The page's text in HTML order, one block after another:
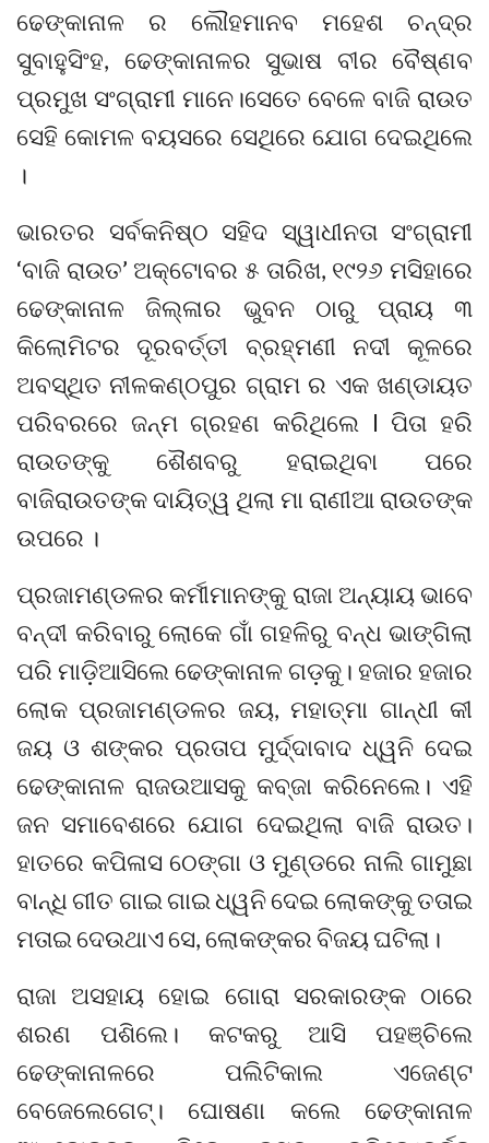
ଢେଙ୍କାନାଳ ର ଲୌହମାନବ ମହେଶ ଚନ୍ଦ୍ର
ସୁବାହୁସିଂହ, ଢେଙ୍କାନାଳର ସୁଭାଷ ବୀର ବୈଷ୍ଣବ
ପ୍ରମୁଖ ସଂଗ୍ରାମୀ ମାନେ।ସେତେ ବେଳେ ବାଜି ରାଉତ
ସେହି କୋମଳ ବୟସରେ ସେଥିରେ ଯୋଗ ଦେଇଥିଲେ
।
ଭାରତର ସର୍ବକନିଷ୍ଠ ସହିଦ ସ୍ୱାଧୀନତା ସଂଗ୍ରାମୀ
‘ବାଜି ରାଉତ’ ଅକ୍ଟୋବର ୫ ତାରିଖ, ୧୯୨୬ ମସିହାରେ
ଢେଙ୍କାନାଳ ଜିଲ୍ଳାର ଭୁବନ ଠାରୁ ପ୍ରାୟ ୩
କିଲୋମିଟର ଦୂରବର୍ତ୍ତୀ ବ୍ରହ୍ମଣୀ ନଦୀ କୂଳରେ
ଅବସ୍ଥିତ ନୀଳକଣ୍ଠପୁର ଗ୍ରାମ ର ଏକ ଖଣ୍ଡାୟତ
ପରିବରରେ ଜନ୍ମ ଗ୍ରହଣ କରିଥିଲେ l ପିତା ହରି
ରାଉତଙ୍କୁ ଶୈଶବରୁ ହରାଇଥିବା ପରେ
ବାଜିରାଉତଙ୍କ ଦାୟିତ୍ୱ ଥିଲା ମା ରାଣୀଆ ରାଉତଙ୍କ
ଉପରେ ।
ପ୍ରଜାମଣ୍ଡଳର କର୍ମୀମାନଙ୍କୁ ରାଜା ଅନ୍ୟାୟ ଭାବେ
ବନ୍ଦୀ କରିବାରୁ ଲୋକେ ଗାଁ ଗହଳିରୁ ବନ୍ଧ ଭାଙ୍ଗିଲା
ପରି ମାଡ଼ିଆସିଲେ ଢେଙ୍କାନାଳ ଗଡ଼କୁ। ହଜାର ହଜାର
ଲୋକ ପ୍ରଜାମଣ୍ଡଳର ଜୟ, ମହାତ୍ମା ଗାନ୍ଧୀ କୀ
ଜୟ ଓ ଶଙ୍କର ପ୍ରତାପ ମୁର୍ଦ୍ଦାବାଦ ଧ୍ୱନି ଦେଇ
ଢେଙ୍କାନାଳ ରାଜଉଆସକୁ କବ୍‌ଜା କରିନେଲେ। ଏହି
ଜନ ସମାବେଶରେ ଯୋଗ ଦେଇଥିଲା ବାଜି ରାଉତ।
ହାତରେ କପିଳାସ ଠେଙ୍ଗା ଓ ମୁଣ୍ଡରେ ନାଲି ଗାମୁଛା
ବାନ୍ଧି ଗୀତ ଗାଇ ଗାଇ ଧ୍ୱନି ଦେଇ ଲୋକଙ୍କୁ ତତାଇ
ମତାଇ ଦେଉଥାଏ ସେ, ଲୋକଙ୍କର ବିଜୟ ଘଟିଲା।
ରାଜା ଅସହାୟ ହୋଇ ଗୋରା ସରକାରଙ୍କ ଠାରେ
ଶରଣ ପଶିଲେ। କଟକରୁ ଆସି ପହଞ୍ଚିଲେ
ଢେଙ୍କାନାଳରେ ପଲିଟିକାଲ ଏଜେଣ୍ଟ
ବେଜେଲେଗେଟ୍‌। ଘୋଷଣା କଲେ ଢେଙ୍କାନାଳ